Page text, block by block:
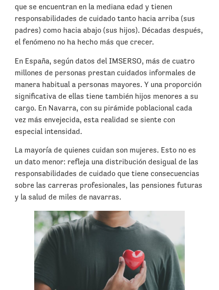
que se encuentran en la mediana edad y tienen
responsabilidades de cuidado tanto hacia arriba (sus
padres) como hacia abajo (sus hijos). Décadas después,
el fenómeno no ha hecho más que crecer.
En España, según datos del IMSERSO, más de cuatro
millones de personas prestan cuidados informales de
manera habitual a personas mayores. Y una proporción
significativa de ellas tiene también hijos menores a su
cargo. En Navarra, con su pirámide poblacional cada
vez más envejecida, esta realidad se siente con
especial intensidad.
La mayoría de quienes cuidan son mujeres. Esto no es
un dato menor: refleja una distribución desigual de las
responsabilidades de cuidado que tiene consecuencias
sobre las carreras profesionales, las pensiones futuras
y la salud de miles de navarras.